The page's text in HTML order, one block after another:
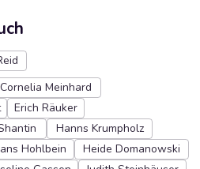
Cornelia Meinhard
Erich Räuker
Hanns Krumpholz
Hohlbein
Heide Domanowski